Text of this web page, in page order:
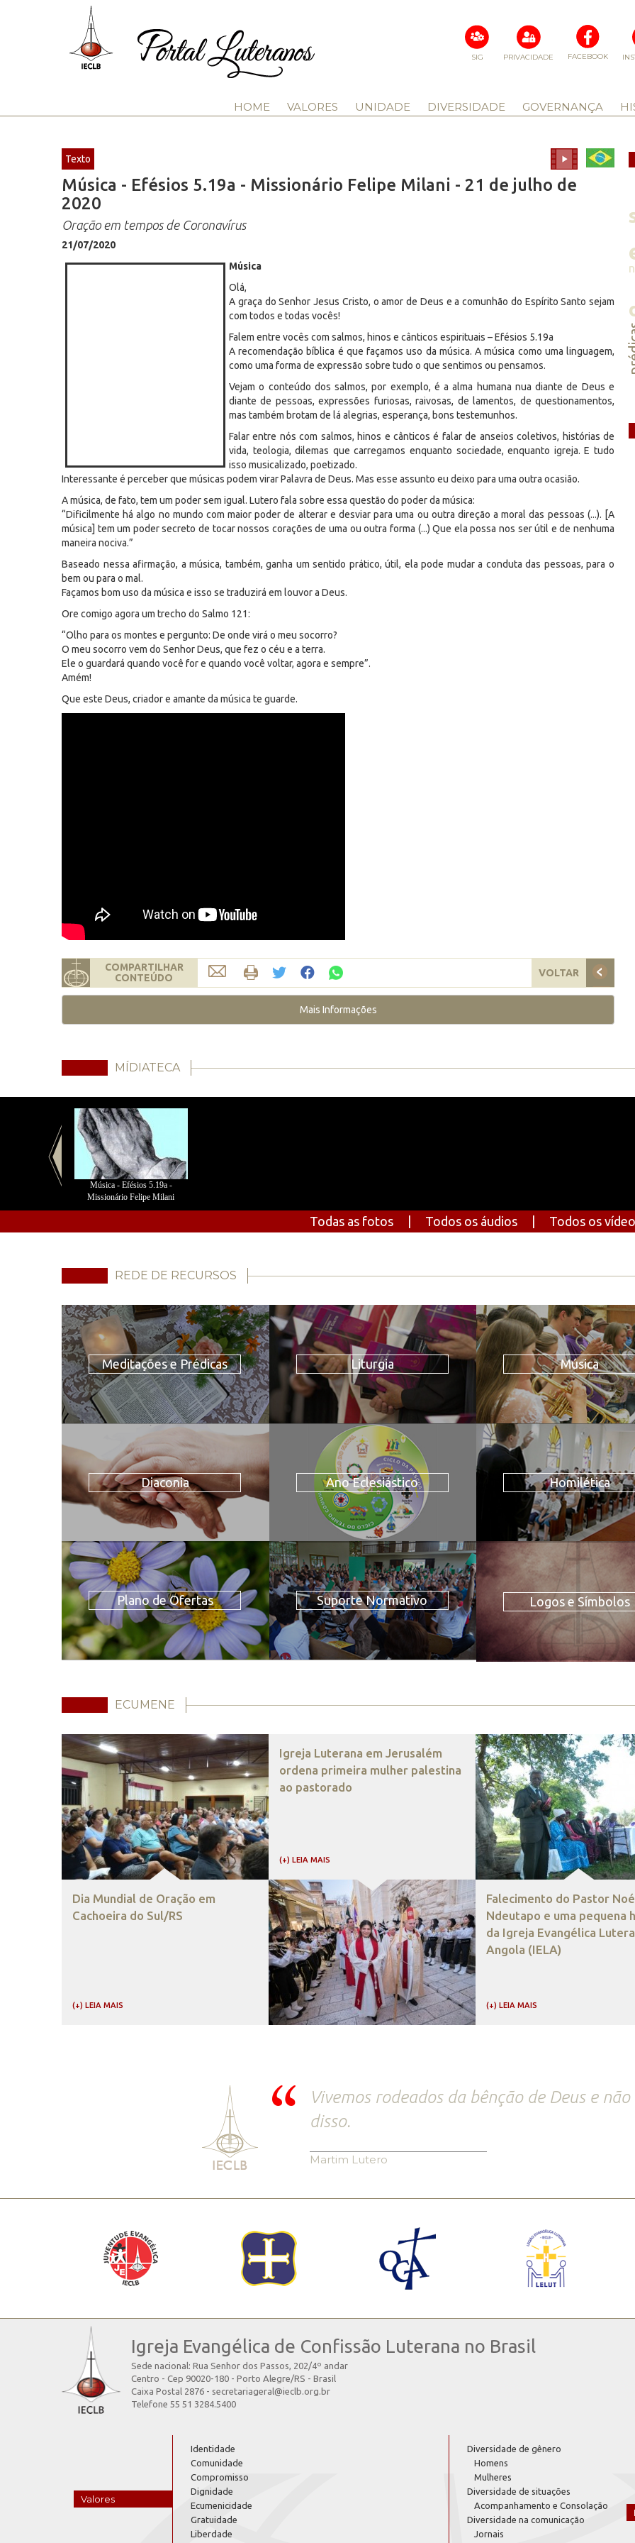
FACEBOOK
PRIVACIDADE
SIG
HOME VALORES UNIDADE DIVERSIDADE GOVERNANÇA
Texto
Música - Efésios 5.19a - Missionário Felipe Milani - 21 de julho de
2020
Oração em tempos de Coronavírus
21/07/2020
Música
Olá,
A graça do Senhor Jesus Cristo, o amor de Deus e a comunhão do Espírito Santo sejam
com todos e todas vocês!
Falem entre vocês com salmos, hinos e cânticos espirituais – Efésios 5.19a
A recomendação bíblica é que façamos uso da música. A música como uma linguagem,
como uma forma de expressão sobre tudo o que sentimos ou pensamos.
Vejam o conteúdo dos salmos, por exemplo, é a alma humana nua diante de Deus e
diante de pessoas, expressões furiosas, raivosas, de lamentos, de questionamentos,
mas também brotam de lá alegrias, esperança, bons testemunhos.
Falar entre nós com salmos, hinos e cânticos é falar de anseios coletivos, histórias de
vida, teologia, dilemas que carregamos enquanto sociedade, enquanto igreja. E tudo
isso musicalizado, poetizado.
Interessante é perceber que músicas podem virar Palavra de Deus. Mas esse assunto eu deixo para uma outra ocasião.
A música, de fato, tem um poder sem igual. Lutero fala sobre essa questão do poder da música:
“Dificilmente há algo no mundo com maior poder de alterar e desviar para uma ou outra direção a moral das pessoas (...). [A
música] tem um poder secreto de tocar nossos corações de uma ou outra forma (...) Que ela possa nos ser útil e de nenhuma
maneira nociva.”
Baseado nessa afirmação, a música, também, ganha um sentido prático, útil, ela pode mudar a conduta das pessoas, para o
bem ou para o mal.
Façamos bom uso da música e isso se traduzirá em louvor a Deus.
Ore comigo agora um trecho do Salmo 121:
“Olho para os montes e pergunto: De onde virá o meu socorro?
O meu socorro vem do Senhor Deus, que fez o céu e a terra.
Ele o guardará quando você for e quando você voltar, agora e sempre”.
Amém!
Que este Deus, criador e amante da música te guarde.
COMPARTILHAR
CONTEÚDO
VOLTAR
Mais Informações
MÍDIATECA
Música - Efésios 5.19a -
Missionário Felipe Milani
Todas as fotos Todos os áudios Todos os
REDE DE RECURSOS
Meditações e Prédicas Liturgia Música
Diaconia Ano Eclesiástico Homilética
Plano de Ofertas Suporte Normativo Logos e Símbolos
ECUMENE
Dia Mundial de Oração em
Cachoeira do Sul/RS
(+) LEIA MAIS
Igreja Luterana em Jerusalém
ordena primeira mulher palestina
ao pastorado
(+) LEIA MAIS
Falecimento do Pastor Noé
Ndeutapo e uma pequena
da Igreja Evangélica
Angola (IELA)
(+) LEIA MAIS
Vivemos rodeados da bênção de Deus e
disso.
Martim Lutero
Igreja Evangélica de Confissão Luterana no Brasil
Sede nacional: Rua Senhor dos Passos, 202/4º andar
Centro - Cep 90020-180 - Porto Alegre/RS - Brasil
Caixa Postal 2876 - secretariageral@ieclb.org.br
Telefone 55 51 3284.5400
Valores
Identidade
Comunidade
Compromisso
Dignidade
Ecumenicidade
Gratuidade
Liberdade
Diversidade de gênero
Homens
Mulheres
Diversidade de situações
Acompanhamento e Consolação
Diversidade na comunicação
Jornais